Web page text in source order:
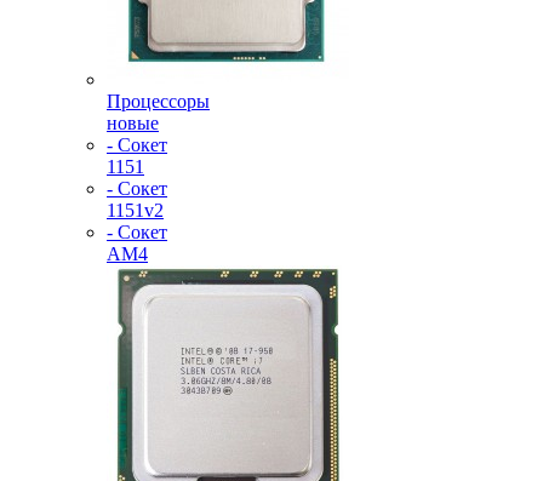
Процессоры
новые
- Сокет
1151
- Сокет
1151v2
- Сокет
AM4